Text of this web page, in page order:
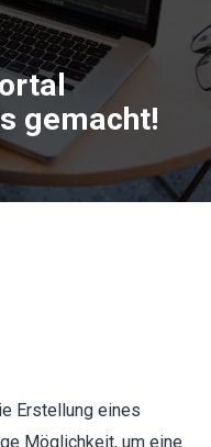
gemacht!
Erstellung eines
Möglichkeit, um eine